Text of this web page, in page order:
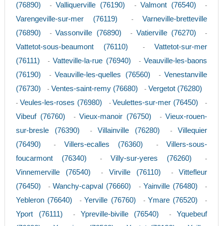
(76890)
- Valliquerville (76190) - Valmont (76540) -
Varengeville-sur-mer (76119) - Varneville-bretteville
(76890)
- Vassonville (76890) - Vatierville (76270) -
Vattetot-sous-beaumont (76110) - Vattetot-sur-mer
(76111)
- Vatteville-la-rue (76940) - Veauville-les-baons
(76190)
- Veauville-les-quelles (76560) - Venestanville
(76730)
- Ventes-saint-remy (76680) - Vergetot (76280)
- Veules-les-roses (76980) - Veulettes-sur-mer (76450) -
Vibeuf (76760) - Vieux-manoir (76750) - Vieux-rouen-
sur-bresle (76390)
- Villainville (76280) - Villequier
(76490)
- Villers-ecalles (76360) - Villers-sous-
foucarmont (76340)
- Villy-sur-yeres (76260) -
Vinnemerville (76540) - Virville (76110) - Vittefleur
(76450)
-Wanchy-capval (76660) - Yainville (76480) -
Yebleron (76640) - Yerville (76760) - Ymare (76520) -
Yport (76111) - Ypreville-biville (76540) - Yquebeuf